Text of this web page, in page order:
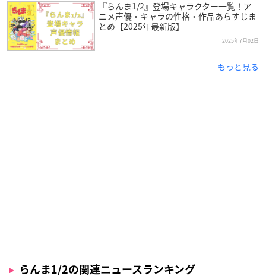
『らんま1/2』登場キャラクター一覧！ア
ニメ声優・キャラの性格・作品あらすじま
とめ【2025年最新版】
2025年7月02日
もっと見る
らんま1/2の関連ニュースランキング